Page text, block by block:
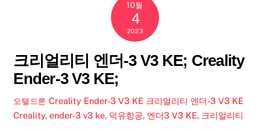
10월
4
2023
크리얼리티 엔더-3 V3 KE; Creality
Ender-3 V3 KE;
오텔드론 Creality Ender-3 V3 KE 크리얼리티 엔더-3 V3 KE
Creality,ender-3 v3 ke, 덕유항공, 엔더3 V3 KE, 크리얼리티